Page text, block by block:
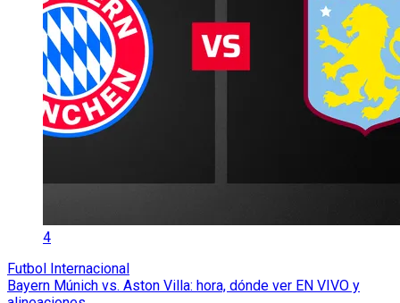
4
Futbol Internacional
Bayern Múnich vs. Aston Villa: hora, dónde ver EN VIVO y